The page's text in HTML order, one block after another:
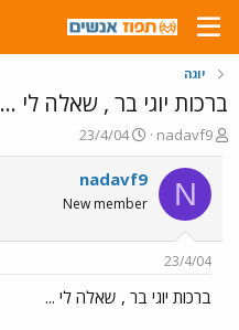
יוגה
ברכות יוגי בר , שאלה לי ...
פ
ו
ת
ח
ה
ש
א
nadavf9
פ
ו
ר
ס
ם
23/4/04
N
nadavf9
New member
23/4/04
ברכות יוגי בר , שאלה לי ...